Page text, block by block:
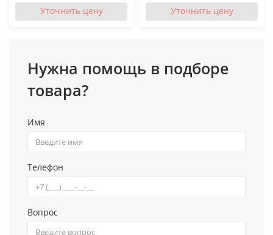
Уточнить цену
Уточнить цену
Нужна помощь в подборе
товара?
Имя
Телефон
Вопрос